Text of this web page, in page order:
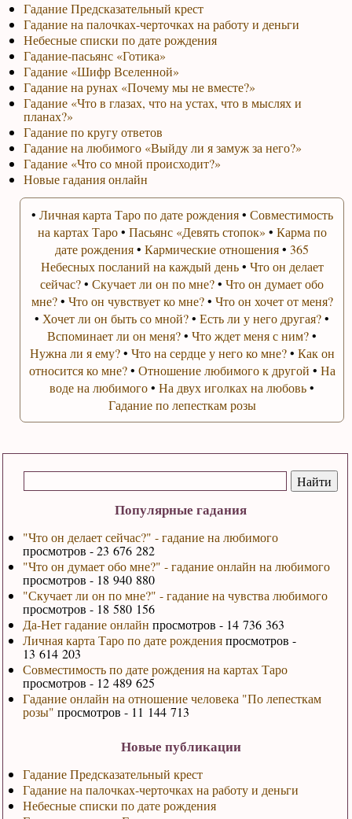
Популярные гадания
"Что он делает сейчас?" - гадание на любимого
просмотров - 23 676 282
"Что он думает обо мне?" - гадание онлайн на любимого
просмотров - 18 940 880
"Скучает ли он по мне?" - гадание на чувства любимого
просмотров - 18 580 156
Да-Нет гадание онлайн просмотров - 14 736 363
Личная карта Таро по дате рожденияпросмотров -
13 614 203
Совместимость по дате рождения на картах Таро
просмотров - 12 489 625
Гадание онлайн на отношение человека "По лепесткам
розы" просмотров - 11 144 713
Новые публикации
Гадание Предсказательный крест
Гадание на палочках-черточках на работу и деньги
Небесные списки по дате рождения
Гадание Предсказательный крест
Гадание на палочках-черточках на работу и деньги
Небесные списки по дате рождения
Гадание-пасьянс «Готика»
Гадание «Шифр Вселенной»
Гадание на рунах «Почему мы не вместе?»
Гадание «Что в глазах, что на устах, что в мыслях и
планах?»
Гадание по кругу ответов
Гадание на любимого «Выйду ли я замуж за него?»
Гадание «Что со мной происходит?»
Новые гадания онлайн
• Личная карта Таро по дате рождения• Совместимость
на картах Таро• Пасьянс «Девять стопок» • Карма по
дате рождения•Кармические отношения•365
Небесных посланий на каждый день• Что он делает
сейчас?•Скучает ли он по мне?•Что он думает обо
мне?• Что он чувствует ко мне?• Что он хочет от меня?
• Хочет ли он быть со мной?•Есть ли у него другая?•
Вспоминает ли он меня?•Что ждет меня с ним?•
Нужна ли я ему?• Что на сердце у него ко мне?• Как он
относится ко мне?• Отношение любимого к другой • На
воде на любимого•На двух иголках на любовь•
Гадание по лепесткам розы